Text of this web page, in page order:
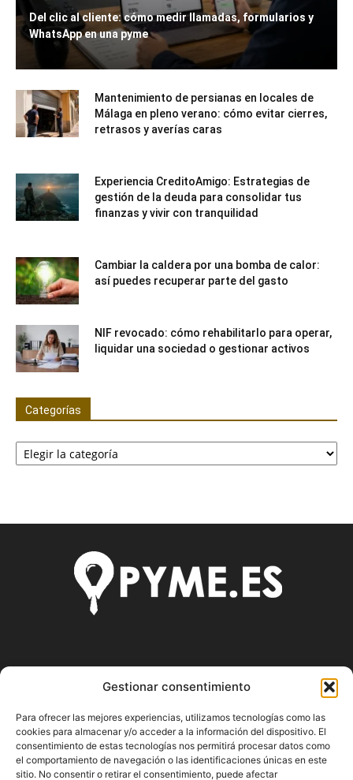
Gestionar consentimiento
Para ofrecer las mejores experiencias, utilizamos tecnologías como las
cookies para almacenar y/o acceder a la información del dispositivo. El
consentimiento de estas tecnologías nos permitirá procesar datos como
el comportamiento de navegación o las identificaciones únicas en este
sitio. No consentir o retirar el consentimiento, puede afectar
Del clic al cliente: cómo medir llamadas, formularios y
WhatsApp en una pyme
Mantenimiento de persianas en locales de
Málaga en pleno verano: cómo evitar cierres,
retrasos y averías caras
Experiencia CreditoAmigo: Estrategias de
gestión de la deuda para consolidar tus
finanzas y vivir con tranquilidad
Cambiar la caldera por una bomba de calor:
así puedes recuperar parte del gasto
NIF revocado: cómo rehabilitarlo para operar,
liquidar una sociedad o gestionar activos
Categorías
Categorías
Pyme.es es el portal web donde podrás mantenerte
actualizado de todas las noticias y novedades sobre la
economía en España y el mundo, así como donde podrás
conseguir toda la información necesaria sobre
emprendimiento.